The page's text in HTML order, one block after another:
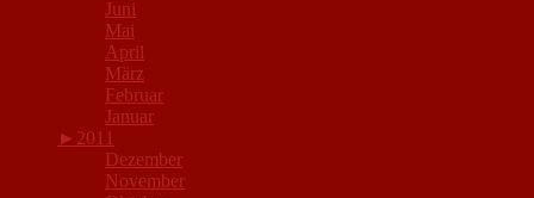
Juni
Mai
April
März
Februar
Januar
► 2011
Dezember
November